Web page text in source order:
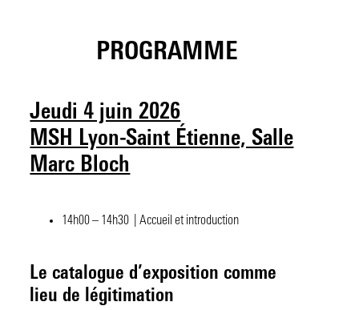
PROGRAMME
Jeudi 4 juin 2026
MSH Lyon-Saint Étienne, Salle
Marc Bloch
14h00 – 14h30 | Accueil et introduction
Le catalogue d’exposition comme
lieu de légitimation